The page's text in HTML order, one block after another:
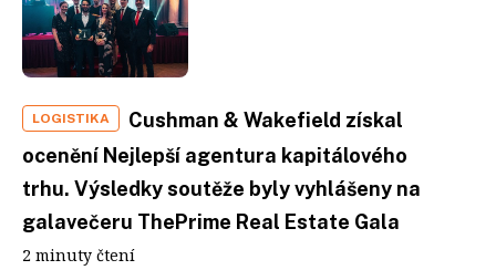
LOGISTIKA
Cushman & Wakefield získal
ocenění Nejlepší agentura kapitálového
trhu. Výsledky soutěže byly vyhlášeny na
galavečeru ThePrime Real Estate Gala
2 minuty čtení